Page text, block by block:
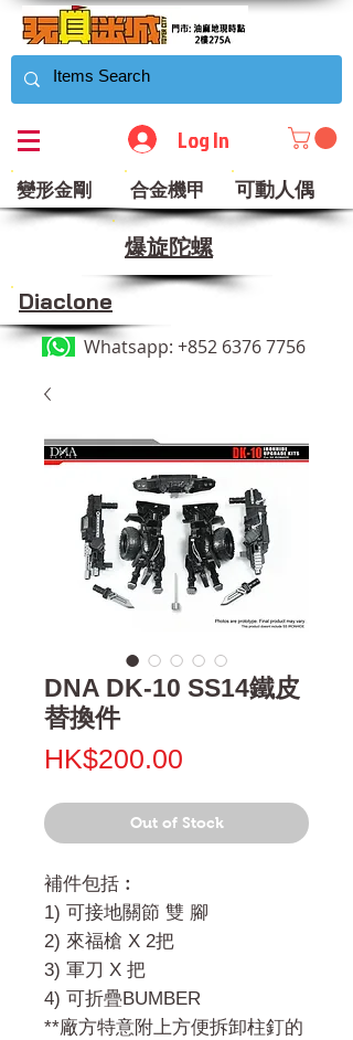
Log In
變形金剛 合金機甲 可動人偶
​爆旋陀螺
Diaclone
Whatsapp: +852 6376 7756
DNA DK-10 SS14鐵皮
替換件
HK$200.00
Out of Stock
補件包括︰
1) 可接地關節 雙 腳
2) 來福槍 X 2把
3) 軍刀 X 把
4) 可折疊BUMBER
**廠方特意附上方便拆卸柱釘的